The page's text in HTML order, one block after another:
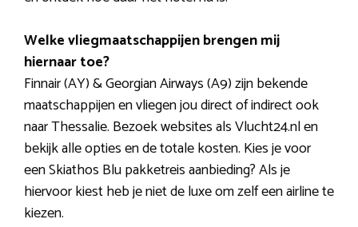
Welke vliegmaatschappijen brengen mij
hiernaar toe?
Finnair (AY) & Georgian Airways (A9) zijn bekende
maatschappijen en vliegen jou direct of indirect ook
naar Thessalie. Bezoek websites als Vlucht24.nl en
bekijk alle opties en de totale kosten. Kies je voor
een Skiathos Blu pakketreis aanbieding? Als je
hiervoor kiest heb je niet de luxe om zelf een airline te
kiezen.